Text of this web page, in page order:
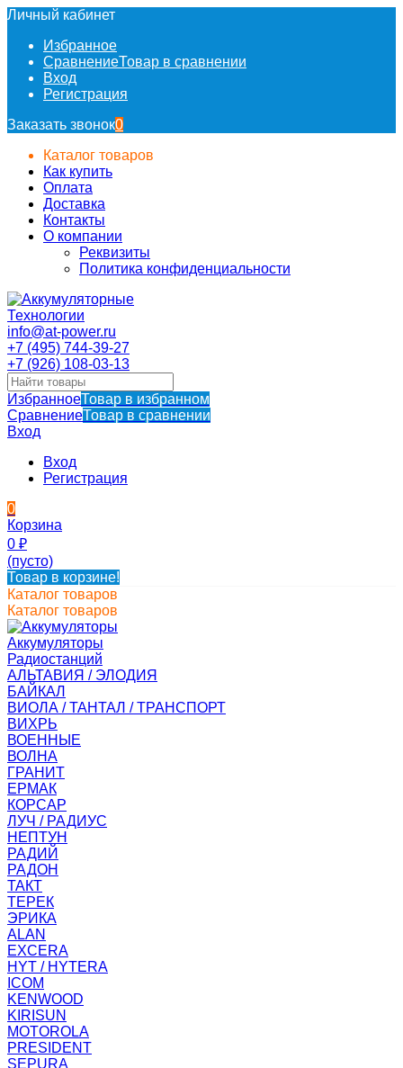
Личный кабинет
Избранное
СравнениеТовар в сравнении
Вход
Регистрация
Заказать звонок0
Каталог товаров
Как купить
Оплата
Доставка
Контакты
О компании
Реквизиты
Политика конфиденциальности
info@at-power.ru
+7 (495) 744-39-27
+7 (926) 108-03-13
ИзбранноеТовар в избранном
СравнениеТовар в сравнении
Вход
Вход
Регистрация
0
Корзина
0 ₽
(пусто)
Товар в корзине!
Каталог товаров
Каталог товаров
Аккумуляторы
Радиостанций
АЛЬТАВИЯ / ЭЛОДИЯ
БАЙКАЛ
ВИОЛА / ТАНТАЛ / ТРАНСПОРТ
ВИХРЬ
ВОЕННЫЕ
ВОЛНА
ГРАНИТ
ЕРМАК
КОРСАР
ЛУЧ / РАДИУС
НЕПТУН
РАДИЙ
РАДОН
ТАКТ
ТЕРЕК
ЭРИКА
ALAN
EXCERA
HYT / HYTERA
ICOM
KENWOOD
KIRISUN
MOTOROLA
PRESIDENT
SEPURA